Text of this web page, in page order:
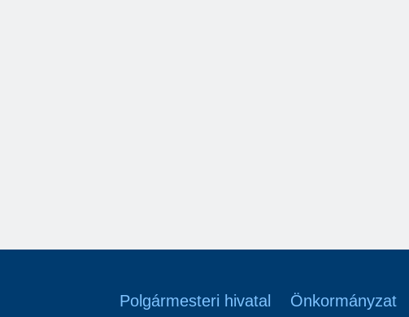
Polgármesteri hivatal Önkormányzat